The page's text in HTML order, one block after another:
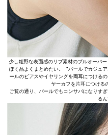
少し粗野な表面感のリブ素材のプルオーバ
ぽく品よくまとめたい。〝パールでカジュ
ールのピアスやイヤリングを両耳につける
ヤーカフを片耳につける
ご覧の通り、パールでもコンサバになりす
るん